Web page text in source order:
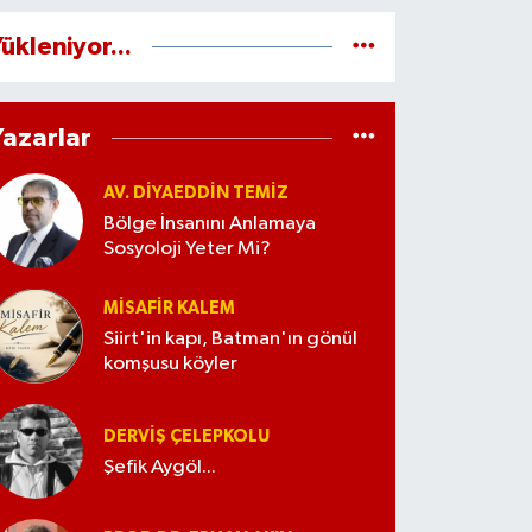
AV. DIYAEDDIN TEMIZ
Bölge İnsanını Anlamaya
Sosyoloji Yeter Mi?
MISAFIR KALEM
Siirt'in kapı, Batman'ın gönül
komşusu köyler
DERVIŞ ÇELEPKOLU
Şefik Aygöl...